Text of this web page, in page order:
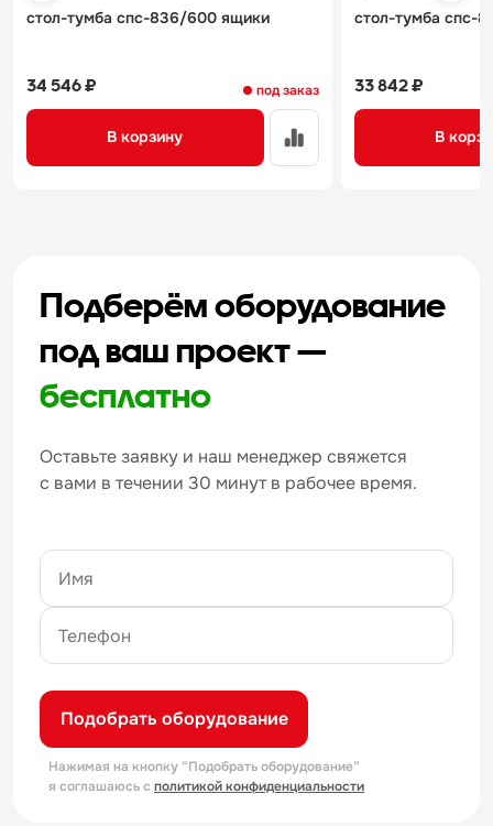
стол-тумба спс-836/600 ящики
под заказ
34 546 ₽
В корзину
стол-тумба спс-
33 842 ₽
В
Подберём оборудование
под ваш проект —
бесплатно
Оставьте заявку и наш менеджер свяжется
с вами в течении 30 минут в рабочее время.
Подобрать оборудование
Нажимая на кнопку “Подобрать оборудование”
я соглашаюсь с политикой конфиденциальности